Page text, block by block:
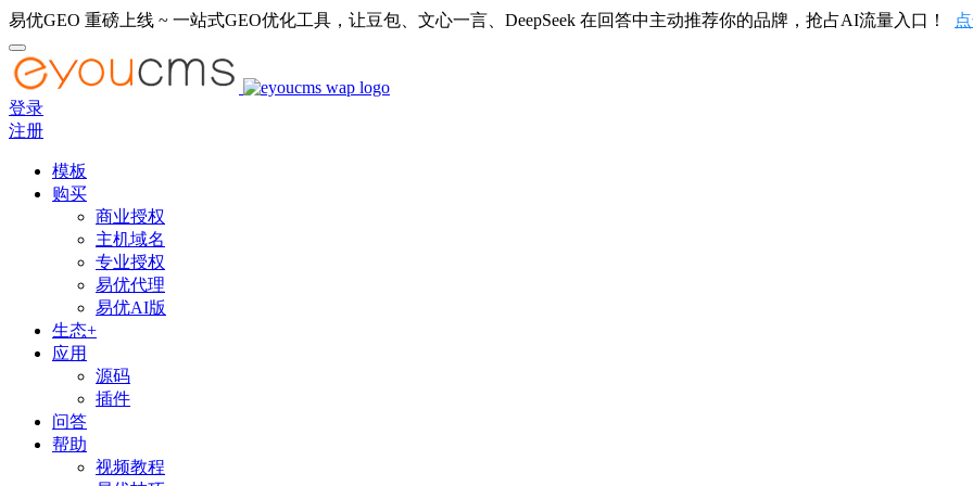
易优GEO 重磅上线 ~ 一站式GEO优化工具，让豆包、文心一言、DeepSeek 在回答中主动推荐你的品牌，抢占AI流量入口！
登录
注册
模板
购买
商业授权
主机域名
专业授权
易优代理
易优AI版
生态+
应用
源码
插件
问答
帮助
视频教程